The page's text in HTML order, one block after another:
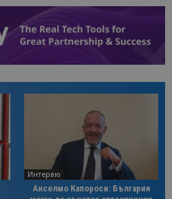
Интервю
Анселмо Капороси: България